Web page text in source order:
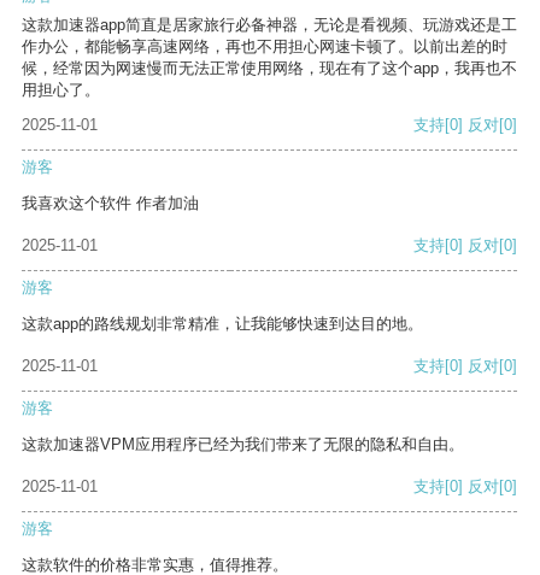
这款加速器app简直是居家旅行必备神器，无论是看视频、玩游戏还是工
作办公，都能畅享高速网络，再也不用担心网速卡顿了。以前出差的时
候，经常因为网速慢而无法正常使用网络，现在有了这个app，我再也不
用担心了。
2025-11-01
支持[0] 反对[0]
游客
我喜欢这个软件 作者加油
2025-11-01 支持[0] 反对[0]
游客
这款app的路线规划非常精准，让我能够快速到达目的地。
2025-11-01 支持[0] 反对[0]
游客
这款加速器VPM应用程序已经为我们带来了无限的隐私和自由。
2025-11-01 支持[0] 反对[0]
游客
这款软件的价格非常实惠，值得推荐。